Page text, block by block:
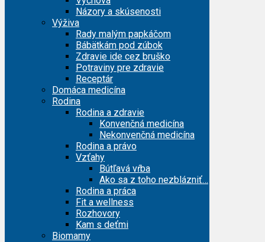
Názory a skúsenosti
Výživa
Rady malým papkáčom
Bábätkám pod zúbok
Zdravie ide cez bruško
Potraviny pre zdravie
Receptár
Domáca medicína
Rodina
Rodina a zdravie
Konvenčná medicína
Nekonvenčná medicína
Rodina a právo
Vzťahy
Bútľavá vŕba
Ako sa z toho nezblázniť…
Rodina a práca
Fit a wellness
Rozhovory
Kam s deťmi
Biomamy